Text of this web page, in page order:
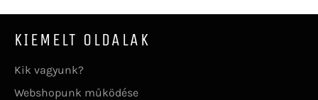
KIEMELT OLDALAK
Kik vagyunk?
Webshopunk működése